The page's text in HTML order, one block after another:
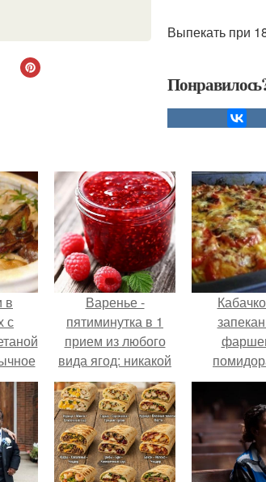
Выпекать при
в
с
Варенье -
пятиминутка в 1
прием из любого
вида ягод: никакой
длительной варки,
все витамины на
месте!